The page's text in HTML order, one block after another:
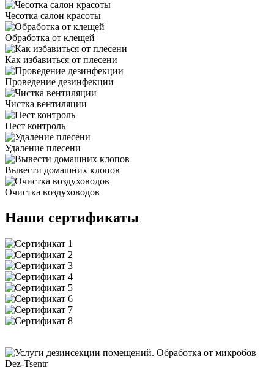
Чесотка салон красоты
Обработка от клещей
Как избавиться от плесени
Проведение дезинфекции
Чистка вентиляции
Пест контроль
Удаление плесени
Вывести домашних клопов
Очистка воздуховодов
Наши сертификаты